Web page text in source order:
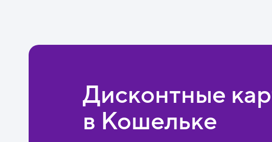
Дисконтные
в Кошельке